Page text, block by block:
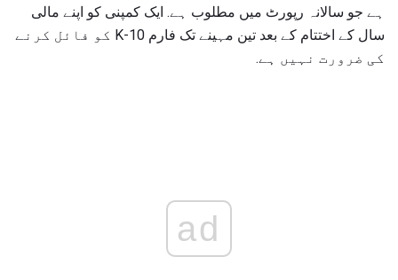
ہے جو سالانہ رپورٹ میں مطلوب ہے. ایک کمپنی کو اپنے مالی
سال کے اختتام کے بعد تین مہینے تک فارم 10-K کو فائل کرنے
کی ضرورت نہیں ہے.
ad